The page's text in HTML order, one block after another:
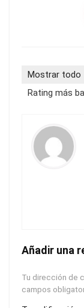
Mostrar todo
Rating más
Añadir una
Tu dirección de
campos